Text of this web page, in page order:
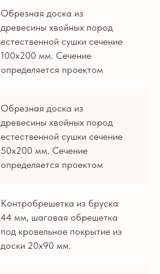
Обрезная доска из
древесины хвойных пород
естественной сушки сечение
100х200 мм. Сечение
определяется проектом
Обрезная доска из
древесины хвойных пород
естественной сушки сечение
50х200 мм. Сечение
определяется проектом
Контробрешетка из бруска
44 мм, шаговая обрешетка
под кровельное покрытие из
доски 20х90 мм.